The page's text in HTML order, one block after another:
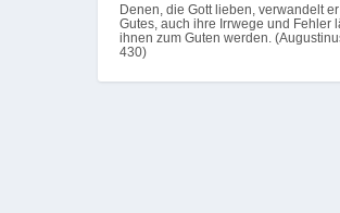
Denen, die Gott lieben, verwandelt
Gutes, auch ihre Irrwege und Fehler
ihnen zum Guten werden.
430)